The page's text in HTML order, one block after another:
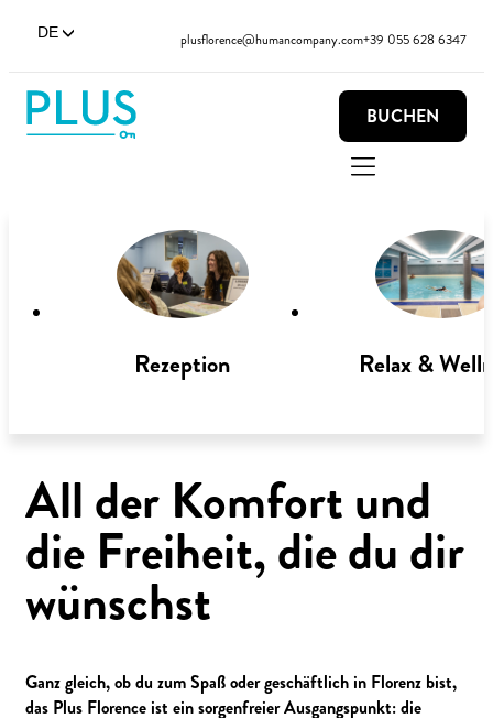
DE plusflorence@humancompany.com+39 055 628 6347
BUCHEN
Rezeption Relax &
All der Komfort und
die Freiheit, die du dir
wünschst
Ganz gleich, ob du zum Spaß oder geschäftlich in Florenz bist,
das Plus Florence ist ein sorgenfreier Ausgangspunkt: die